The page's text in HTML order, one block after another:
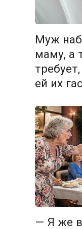
Муж
маму, а
ей их
— Я же